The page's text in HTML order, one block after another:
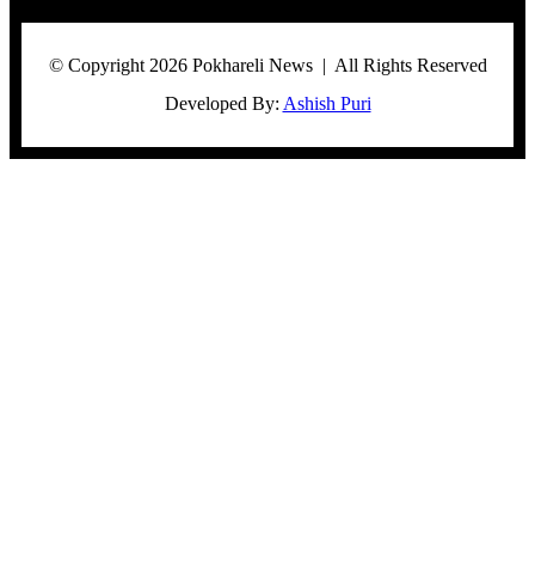
© Copyright 2026 Pokhareli News | All Rights Reserved
Developed By: Ashish Puri